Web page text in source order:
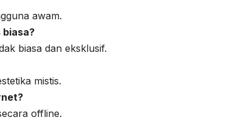
awam.
biasa?
biasa dan eksklusif.
mistis.
offline.